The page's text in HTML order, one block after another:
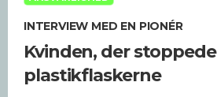
INTERVIEW MED EN PIONÉR
Kvinden, der stoppede
plastikflaskerne